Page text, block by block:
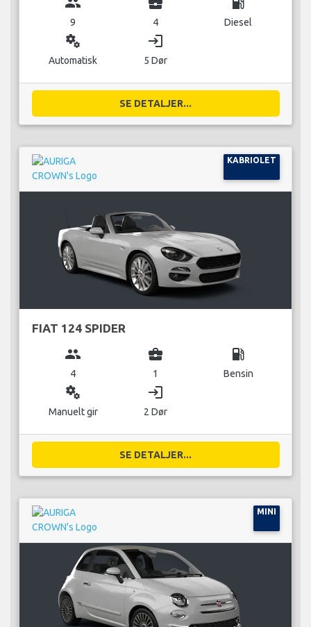
9 4 Diesel
miscellaneous_services
Automatisk
login
5 Dør
SE DETALJER...
KABRIOLET
FIAT 124 SPIDER
group
4
business_center
1
local_gas_station
Bensin
miscellaneous_services
Manuelt gir
login
2 Dør
SE DETALJER...
MINI